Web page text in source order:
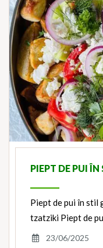
PIEPT DE PUI
Piept de pui în stil
tzatziki Piept de
23/06/2025